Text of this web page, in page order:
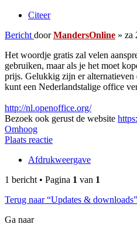
Citeer
Bericht doorMandersOnline » za
Het woordje gratis zal velen
gebruiken, maar als je het moet
prijs. Gelukkig zijn er
kunt een Nederlandstalige office
http://nl.openoffice.org/
Bezoek ook gerust de website
Omhoog
Plaats reactie
Afdrukweergave
1 bericht • Pagina 1 van 1
Terug naar “Updates & downloads”
Ga naar